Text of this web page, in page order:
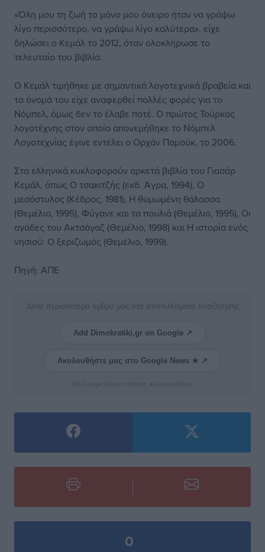
«Όλη μου τη ζωή το μόνο μου όνειρο ήταν να γράψω
λίγο περισσότερο, να γράψω λίγο καλύτερα», είχε
δηλώσει ο Κεμάλ το 2012, όταν ολοκλήρωσε το
τελευταίο του βιβλίο.
Ο Κεμάλ τιμήθηκε με σημαντικά λογοτεχνικά βραβεία και
το όνομά του είχε αναφερθεί πολλές φορές για το
Νόμπελ, όμως δεν το έλαβε ποτέ. Ο πρώτος Τούρκος
λογοτέχνης στον οποίο απονεμήθηκε το Νόμπελ
Λογοτεχνίας έγινε εντέλει ο Ορχάν Παμούκ, το 2006.
Στα ελληνικά κυκλοφορούν αρκετά βιβλία του Γιασάρ
Κεμάλ, όπως Ο τσακιτζής (εκδ. Άγρα, 1994), Ο
μεσόστυλος (Κέδρος, 1981), Η θυμωμένη θάλασσα
(Θεμέλιο, 1995), Φύγανε και τα πουλιά (Θεμέλιο, 1995), Οι
αγάδες του Ακτσάγαζ (Θεμέλιο, 1998) και Η ιστορία ενός
νησιού: Ο ξεριζωμός (Θεμέλιο, 1999).
Πηγή: ΑΠΕ
Δείτε περισσότερα άρθρα μας στα αποτελέσματα αναζήτησης
Add Dimokratiki.gr on Google ↗
Ακολουθήστε μας στο Google News ★ ↗
0